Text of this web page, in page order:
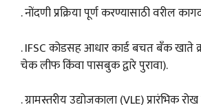
. नोंदणी प्रक्रिया पूर्ण करण्यासाठी वरील
. IFSC कोडसह आधार कार्ड बचत बँक खाते
चेक लीफ किंवा पासबुक द्वारे पुरावा).
. ग्रामस्तरीय उद्योजकाला (VLE) प्रारंभिक